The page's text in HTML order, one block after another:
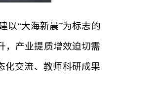
以“大海新晨”为标志的
，产业提质增效迫切需
化交流、教师科研成果